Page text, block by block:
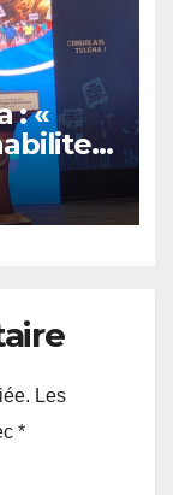
«
la
Les
*